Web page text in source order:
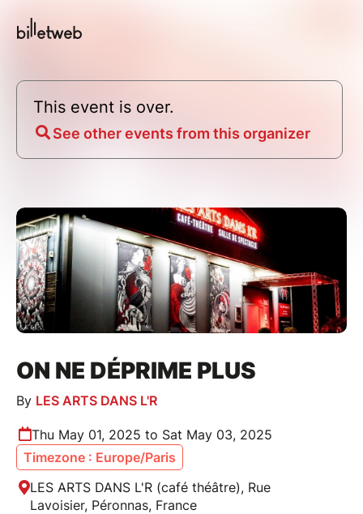
This event is over.
See other events from this organizer
ON NE DÉPRIME PLUS
By LES ARTS DANS L'R
Thu May 01, 2025 to Sat May 03, 2025
Timezone : Europe/Paris
LES ARTS DANS L'R (café théâtre), Rue
Lavoisier, Péronnas, France